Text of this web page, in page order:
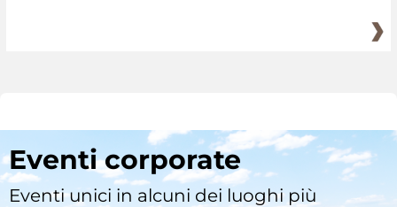
Eventi corporate
Eventi unici in alcuni dei luoghi più